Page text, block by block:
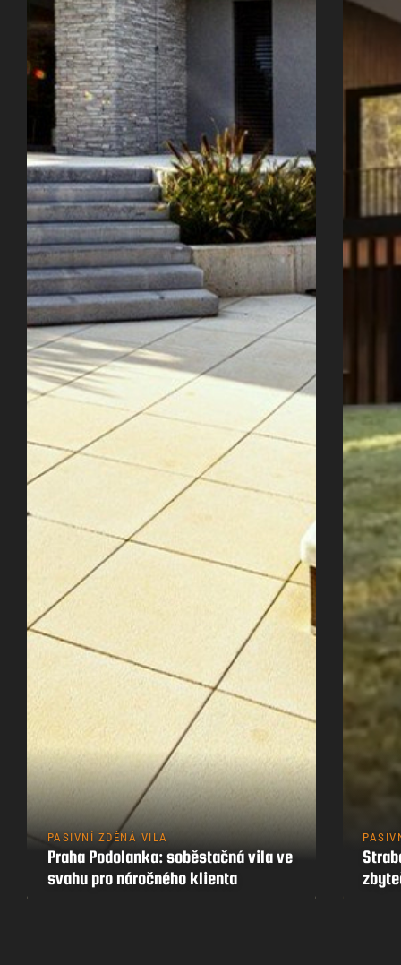
Úvod
Naše služby
Reference
Průvodce stavbou
O ateliéru
Řekli o nás
Kontakty
PASIVNÍ ZDĚNÁ VILA
Praha Podolanka: soběstačná vila ve
svahu pro náročného klienta